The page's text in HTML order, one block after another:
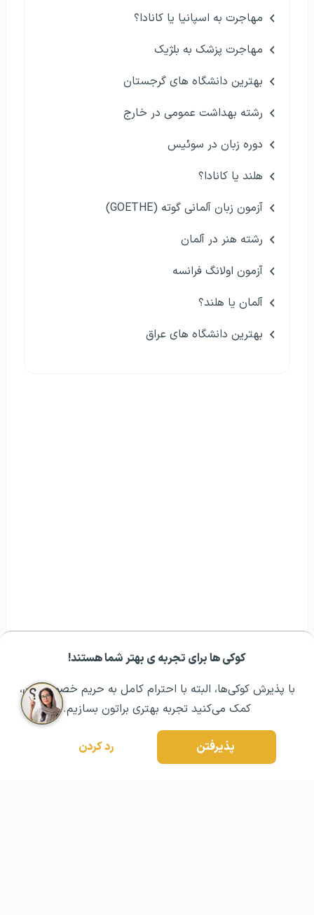
کوکی ها برای تجربه ی بهتر شما هستند!
با پذیرش کوکی‌ها، البته با احترام کامل به حریم خصوصیتون،
کمک می‌کنید تجربه بهتری براتون بسازیم.
پذیرفتن رد کردن
مشــاوره اولیه رایگان: ۰۲۱ ۴۳۰۰۰ ۰۲۱ رزرو مشاوره تخصصی
مهاجرت به اسپانیا یا کانادا؟
مهاجرت پزشک به بلژیک
بهترین دانشگاه های گرجستان
رشته بهداشت عمومی در خارج
دوره زبان در سوئیس
هلند یا کانادا؟
آزمون زبان آلمانی گوته (GOETHE)
رشته هنر در آلمان
آزمون اولانگ فرانسه
آلمان یا هلند؟
بهترین دانشگاه های عراق